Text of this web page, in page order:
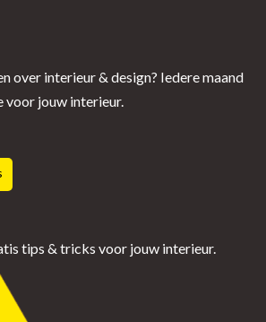
over interieur & design? Iedere maand
voor jouw interieur.
tips & tricks voor jouw interieur.